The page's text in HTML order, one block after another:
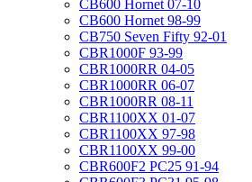
CB600 Hornet 07-10
CB600 Hornet 98-99
CB750 Seven Fifty 92-01
CBR1000F 93-99
CBR1000RR 04-05
CBR1000RR 06-07
CBR1000RR 08-11
CBR1100XX 01-07
CBR1100XX 97-98
CBR1100XX 99-00
CBR600F2 PC25 91-94